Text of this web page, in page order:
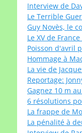
Interview de
Le Terrible
Guy Novès, le
Le XV de
Poisson d'avril
Hommage à
La vie de
Reportage:
Gagnez 10 m
6 résolutions
La frappe de
La pénalité à